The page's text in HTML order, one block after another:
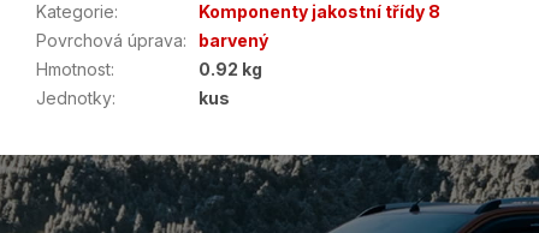
Kategorie:
Komponenty jakostní třídy 8
Povrchová úprava:
barvený
Hmotnost:
0.92 kg
Jednotky: kus
Z
á
p